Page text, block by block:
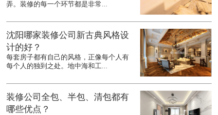
弄。装修的每一个环节都是非常...
沈阳哪家装修公司新古典风格设
计的好？
每套房子都有自己的风格，正像每个人有
每个人的独到之处。地中海和工...
装修公司全包、半包、清包都有
哪些优点？